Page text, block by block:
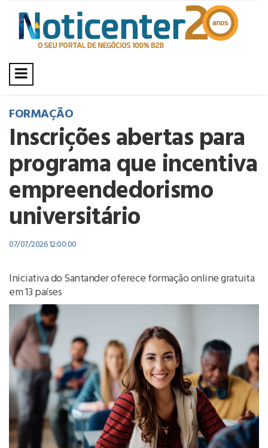
FORMAÇÃO
Inscrições abertas para
programa que incentiva
empreendedorismo
universitário
07/07/2026 12:00:00
Iniciativa do Santander oferece formação online gratuita
em 13 países